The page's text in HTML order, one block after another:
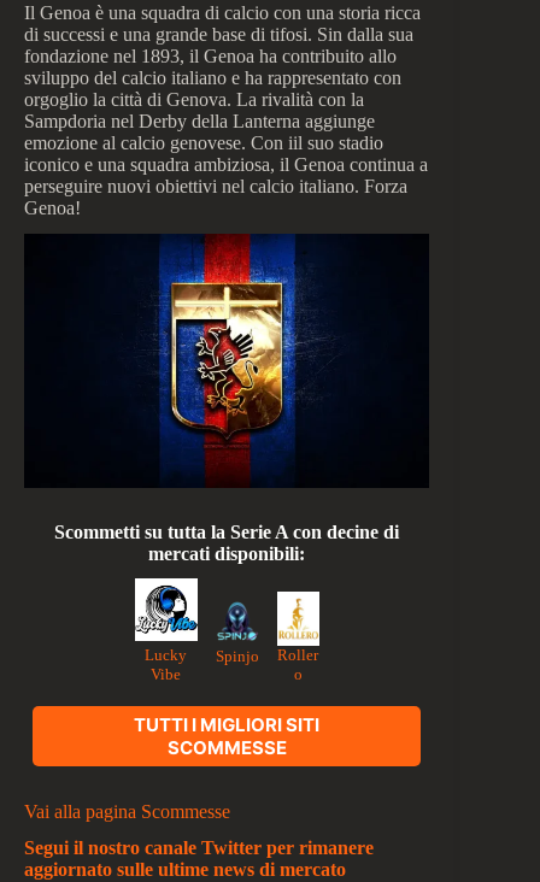
Il Genoa è una squadra di calcio con una storia ricca
di successi e una grande base di tifosi. Sin dalla sua
fondazione nel 1893, il Genoa ha contribuito allo
sviluppo del calcio italiano e ha rappresentato con
orgoglio la città di Genova. La rivalità con la
Sampdoria nel Derby della Lanterna aggiunge
emozione al calcio genovese. Con iil suo stadio
iconico e una squadra ambiziosa, il Genoa continua a
perseguire nuovi obiettivi nel calcio italiano. Forza
Genoa!
Scommetti su tutta la Serie A con decine di
mercati disponibili:
Lucky
Vibe
Spinjo
Roller
o
TUTTI I MIGLIORI SITI
SCOMMESSE
Vai alla pagina Scommesse
Segui il nostro canale Twitter per rimanere
aggiornato sulle ultime news di mercato